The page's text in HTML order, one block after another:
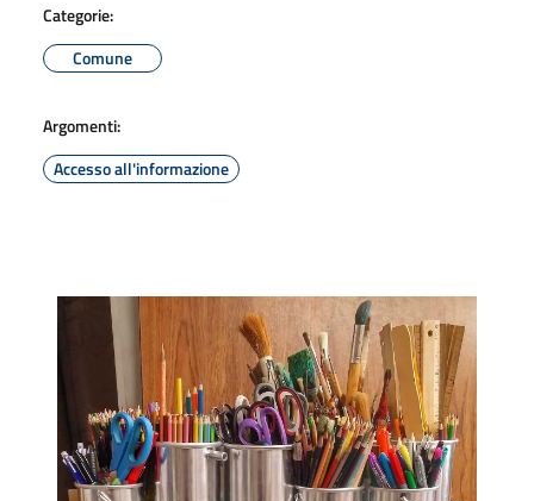
Categorie:
Comune
Argomenti:
Accesso all'informazione